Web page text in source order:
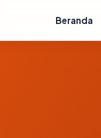
Beranda